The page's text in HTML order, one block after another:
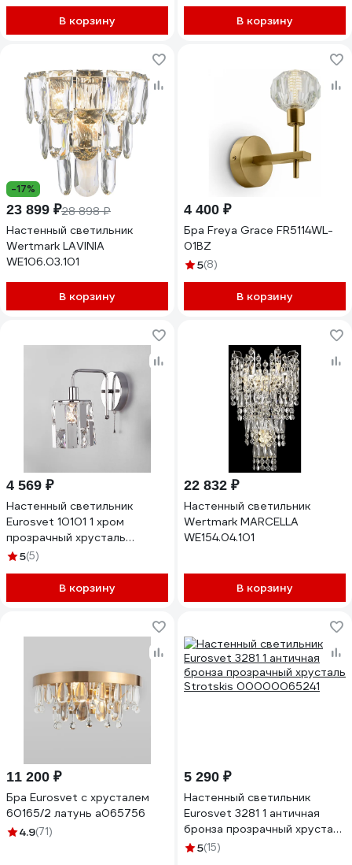
В корзину В корзину
-17%
23 899 ₽28 898 ₽
Настенный светильник
Wertmark LAVINIA
WE106.03.101
В корзину
4 400 ₽
Бра Freya Grace FR5114WL-
01BZ
5(8)
В корзину
4 569 ₽
Настенный светильник
Eurosvet 10101 1 хром
прозрачный хрусталь
Strotskis a044101
5(5)
В корзину
22 832 ₽
Настенный светильник
Wertmark MARCELLA
WE154.04.101
В корзину
11 200 ₽
Бра Eurosvet с хрусталем
60165/2 латунь a065756
4.9(71)
5 290 ₽
Настенный светильник
Eurosvet 3281 1 античная
бронза прозрачный хрусталь
Strotskis 00000065241
5(15)